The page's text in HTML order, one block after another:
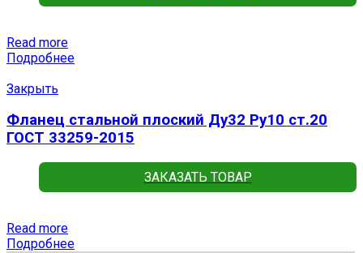
Read more
Подробнее
Закрыть
Фланец стальной плоский Ду32 Ру10 ст.20
ГОСТ 33259-2015
ЗАКАЗАТЬ ТОВАР
Read more
Подробнее